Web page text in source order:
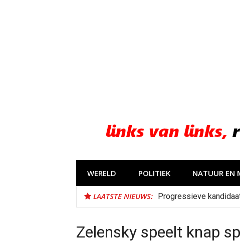
WERELD POLITIEK NATUUR EN
LAATSTE NIEUWS: Progressieve
Zelensky speelt knap